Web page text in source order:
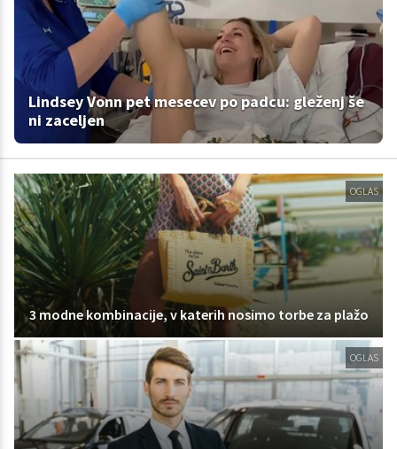
Lindsey Vonn pet mesecev po padcu: gleženj še
ni zaceljen
OGLAS
3 modne kombinacije, v katerih nosimo torbe za plažo
OGLAS